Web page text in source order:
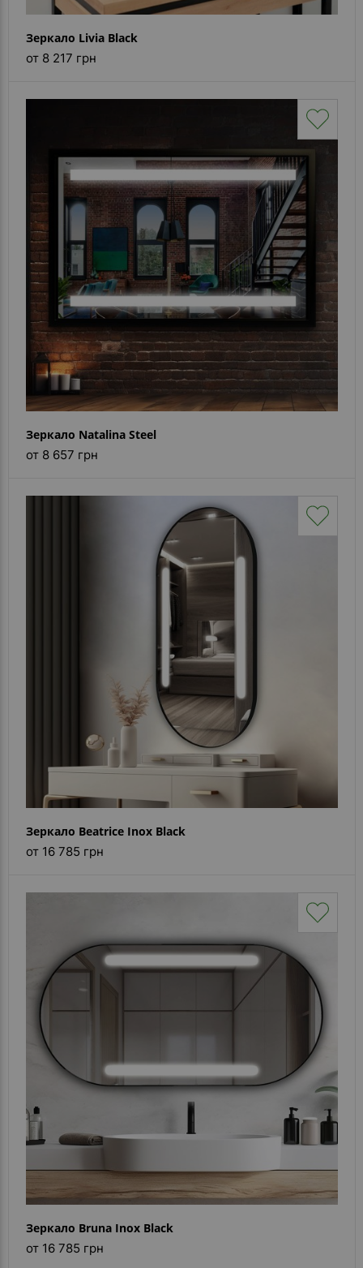
Зеркало Livia Black
от 8 217 грн
Зеркало Natalina Steel
от 8 657 грн
Зеркало Beatrice Inox Black
от 16 785 грн
Зеркало Bruna Inox Black
от 16 785 грн